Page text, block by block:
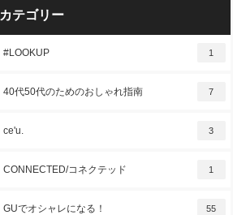
カテゴリー
#LOOKUP 1
40代50代のためのおしゃれ指南 7
ce'u. 3
CONNECTED/コネクテッド 1
GUでオシャレになる！ 55